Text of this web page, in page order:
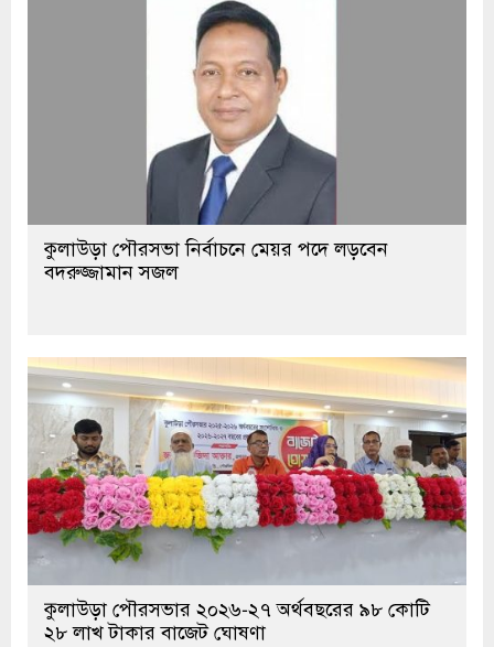
কুলাউড়া পৌরসভা নির্বাচনে মেয়র পদে লড়বেন
বদরুজ্জামান সজল
কুলাউড়া পৌরসভার ২০২৬-২৭ অর্থবছরের ৯৮ কোটি
২৮ লাখ টাকার বাজেট ঘোষণা